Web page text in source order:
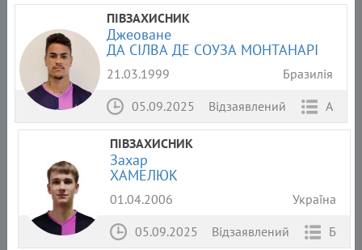
ПІВЗАХИСНИК
Джеоване
ДА СІЛВА ДЕ СОУЗА МОНТАНАРІ
21.03.1999
Бразилія
05.09.2025
Відзаявлений А
ПІВЗАХИСНИК
Захар
ХАМЕЛЮК
01.04.2006
Україна
05.09.2025
Відзаявлений Б